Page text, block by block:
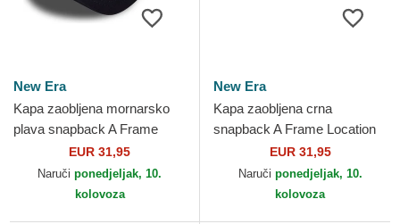
New Era
Kapa zaobljena mornarsko
plava snapback A Frame
Location Los Angeles
Ciudades y Playas
California...
EUR 31,95
Naruči ponedjeljak, 10.
kolovoza
New Era
Kapa zaobljena crna
snapback A Frame Location
Austin Ciudades y Playas
Texas New Era
EUR 31,95
Naruči ponedjeljak, 10.
kolovoza